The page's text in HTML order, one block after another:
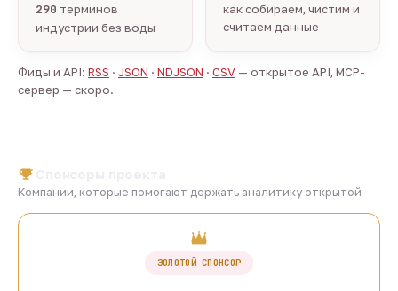
290 терминов
индустрии без воды
как собираем, чистим и
считаем данные
Фиды и API: RSS · JSON · NDJSON · CSV — открытое API, MCP-
сервер — скоро.
Компании, которые помогают держать аналитику открытой
ЗОЛОТОЙ СПОНСОР